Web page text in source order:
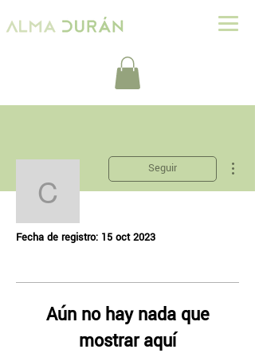
Seguir
claudiareyeszarate
Fecha de registro: 15 oct 2023
Aún no hay nada que
mostrar aquí